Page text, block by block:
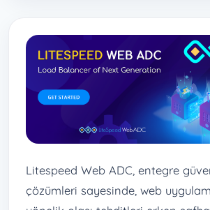
Litespeed Web ADC, entegre
çözümleri sayesinde, web